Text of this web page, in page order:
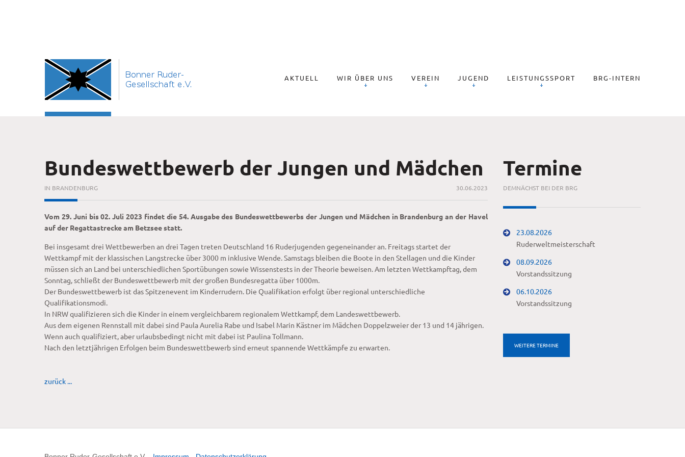
AKTUELL WIR ÜBER UNS VEREIN JUGEND LEISTUNGSSPORT BRG-INTERN
Bundeswettbewerb der Jungen und Mädchen
IN BRANDENBURG 30.06.2023
Vom 29. Juni bis 02. Juli 2023 findet die 54. Ausgabe des Bundeswettbewerbs der Jungen und Mädchen in Brandenburg an der Havel
auf der Regattastrecke am Betzsee statt.
Bei insgesamt drei Wettbewerben an drei Tagen treten Deutschland 16 Ruderjugenden gegeneinander an. Freitags startet der
Wettkampf mit der klassischen Langstrecke über 3000 m inklusive Wende. Samstags bleiben die Boote in den Stellagen und die Kinder
müssen sich an Land bei unterschiedlichen Sportübungen sowie Wissenstests in der Theorie beweisen. Am letzten Wettkampftag, dem
Sonntag, schließt der Bundeswettbewerb mit der großen Bundesregatta über 1000m.
Der Bundeswettbewerb ist das Spitzenevent im Kinderrudern. Die Qualifikation erfolgt über regional unterschiedliche
Qualifikationsmodi.
In NRW qualifizieren sich die Kinder in einem vergleichbarem regionalem Wettkampf, dem Landeswettbewerb.
Aus dem eigenen Rennstall mit dabei sind Paula Aurelia Rabe und Isabel Marin Kästner im Mädchen Doppelzweier der 13 und 14 jährigen.
Wenn auch qualifiziert, aber urlaubsbedingt nicht mit dabei ist Paulina Tollmann.
Nach den letztjährigen Erfolgen beim Bundeswettbewerb sind erneut spannende Wettkämpfe zu erwarten.
zurück ...
Termine
DEMNÄCHST BEI DER BRG
23.08.2026
Ruderweltmeisterschaft
08.09.2026
Vorstandssitzung
06.10.2026
Vorstandssitzung
WEITERE TERMINE